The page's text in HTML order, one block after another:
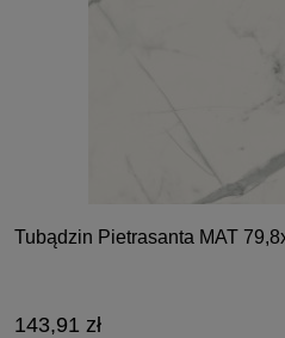
Tubądzin Pietrasanta MAT
143,91 zł